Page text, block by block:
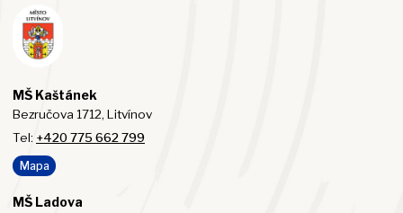
MŠ Kaštánek
Bezručova 1712, Litvínov
Tel: +420 775 662 799
Mapa
MŠ Ladova